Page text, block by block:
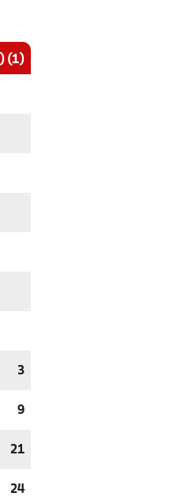
(1)
3
9
21
24